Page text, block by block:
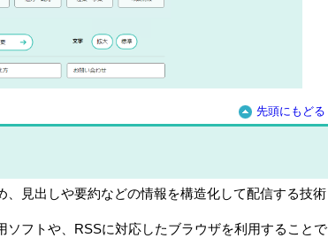
先頭にもどる
見出しや要約などの情報を構造化して配信する技術
フトや、RSSに対応したブラウザを利用することで